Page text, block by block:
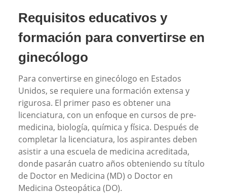
Requisitos educativos y
formación para convertirse en
ginecólogo
Para convertirse en ginecólogo en Estados
Unidos, se requiere una formación extensa y
rigurosa. El primer paso es obtener una
licenciatura, con un enfoque en cursos de pre-
medicina, biología, química y física. Después de
completar la licenciatura, los aspirantes deben
asistir a una escuela de medicina acreditada,
donde pasarán cuatro años obteniendo su título
de Doctor en Medicina (MD) o Doctor en
Medicina Osteopática (DO).